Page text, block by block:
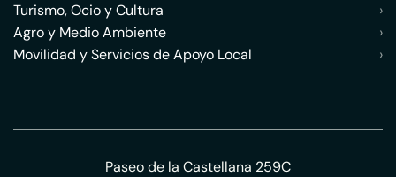
Turismo, Ocio y Cultura
›
Agro y Medio Ambiente
›
Movilidad y Servicios de Apoyo Local
›
Paseo de la Castellana 259C